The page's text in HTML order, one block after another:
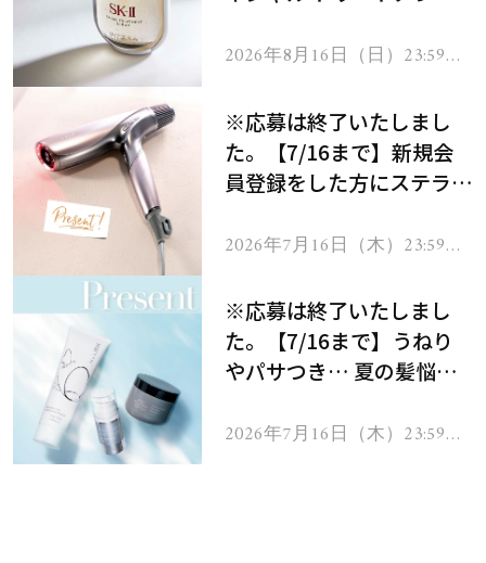
2026年8月16日（日）23:59ま
※応募は終了いたしまし
た。【7/16まで】新規会
員登録をした方にステラボ
ヘアドライヤー ジュエル
2026年7月16日（木）23:59ま
※応募は終了いたしまし
た。【7/16まで】うねり
やパサつき… 夏の髪悩み
ムを13名様にプレゼン
2026年7月16日（木）23:59ま